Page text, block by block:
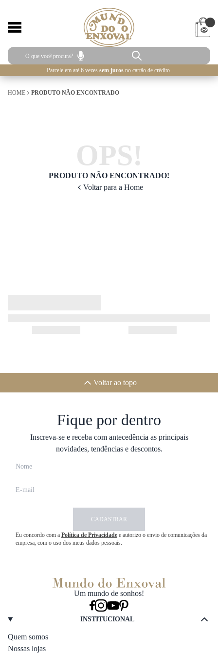
Parcele em até 6 vezes sem juros no cartão de crédito.
HOME PRODUTO NÃO ENCONTRADO
OPS!
PRODUTO NÃO ENCONTRADO!
Voltar para a Home
Voltar ao topo
Fique por dentro
Inscreva-se e receba com antecedência as principais
novidades, tendências e descontos.
CADASTRAR
Eu concordo com a Política de Privacidade e autorizo o envio de comunicações da
empresa, com o uso dos meus dados pessoais.
Um mundo de sonhos!
INSTITUCIONAL
Quem somos
Nossas lojas